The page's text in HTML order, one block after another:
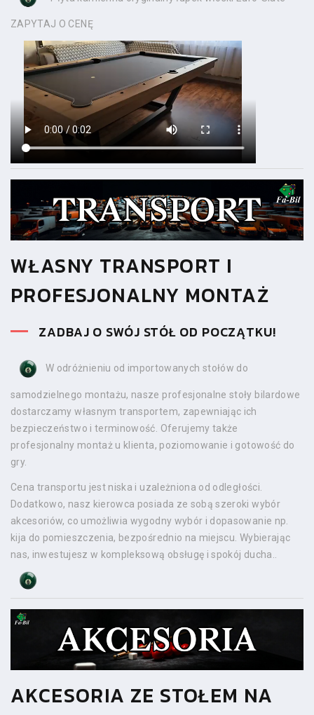
ZAPYTAJ O CENĘ
WŁASNY TRANSPORT I
PROFESJONALNY MONTAŻ
ZADBAJ O SWÓJ STÓŁ OD POCZĄTKU!
W odróżnieniu od importowanych stołów do
samodzielnego montażu, nasze profesjonalne stoły bilardowe
dostarczamy własnym transportem, zapewniając ich
bezpieczeństwo i terminowość. Oferujemy także
profesjonalny montaż u klienta, poziomowanie i gotowość do
gry.
Cena transportu jest niska i uzależniona od odległości.
Dodatkowo, nasz kierowca posiada ze sobą szeroki wybór
akcesoriów, co umożliwia wygodny wybór i dopasowanie np.
kija do pomieszczenia, bezpośrednio na miejscu. Wybierając
nas, inwestujesz w kompleksową obsługę i spokój ducha..
AKCESORIA ZE STOŁEM NA